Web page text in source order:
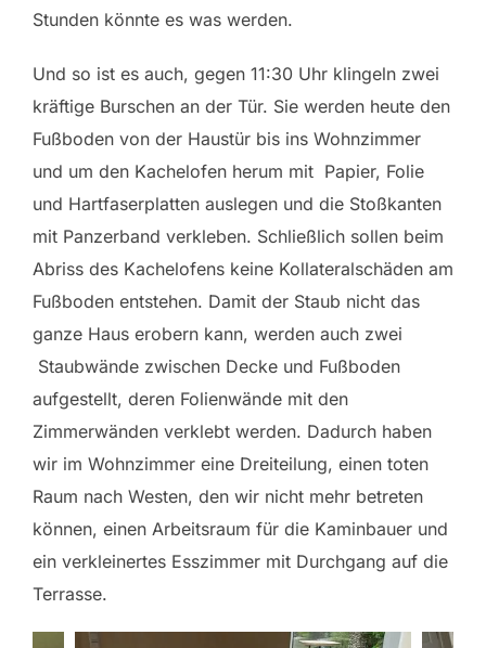
Stunden könnte es was werden.
Und so ist es auch, gegen 11:30 Uhr klingeln zwei
kräftige Burschen an der Tür. Sie werden heute den
Fußboden von der Haustür bis ins Wohnzimmer
und um den Kachelofen herum mit Papier, Folie
und Hartfaserplatten auslegen und die Stoßkanten
mit Panzerband verkleben. Schließlich sollen beim
Abriss des Kachelofens keine Kollateralschäden am
Fußboden entstehen. Damit der Staub nicht das
ganze Haus erobern kann, werden auch zwei
Staubwände zwischen Decke und Fußboden
aufgestellt, deren Folienwände mit den
Zimmerwänden verklebt werden. Dadurch haben
wir im Wohnzimmer eine Dreiteilung, einen toten
Raum nach Westen, den wir nicht mehr betreten
können, einen Arbeitsraum für die Kaminbauer und
ein verkleinertes Esszimmer mit Durchgang auf die
Terrasse.